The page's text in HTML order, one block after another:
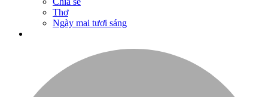
Thơ
Ngày mai tươi sáng